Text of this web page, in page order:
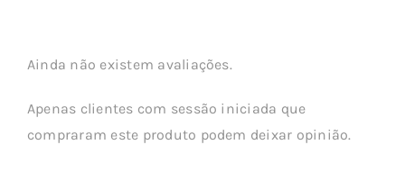
Ainda não existem avaliações.
Apenas clientes com sessão iniciada que
compraram este produto podem deixar opinião.